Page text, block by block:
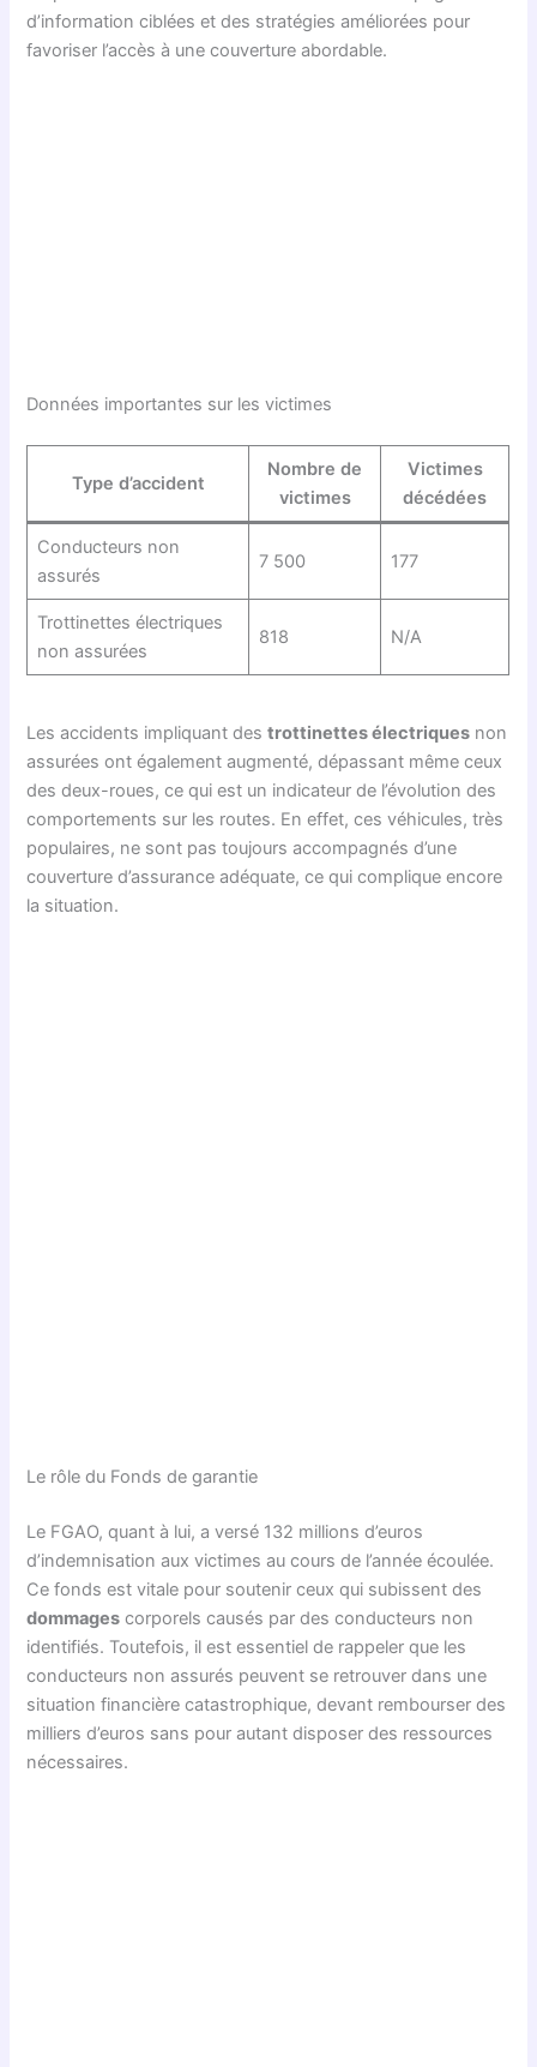
d’information ciblées et des stratégies améliorées pour
favoriser l’accès à une couverture abordable.
Données importantes sur les victimes
Type d’accident
Nombre de
victimes
Victimes
décédées
Conducteurs non
assurés
7 500 177
Trottinettes électriques
non assurées
818 N/A
Les accidents impliquant destrottinettes électriques non
assurées ont également augmenté, dépassant même ceux
des deux-roues, ce qui est un indicateur de l’évolution des
comportements sur les routes. En effet, ces véhicules, très
populaires, ne sont pas toujours accompagnés d’une
couverture d’assurance adéquate, ce qui complique encore
la situation.
Le rôle du Fonds de garantie
Le FGAO, quant à lui, a versé 132 millions d’euros
d’indemnisation aux victimes au cours de l’année écoulée.
Ce fonds est vitale pour soutenir ceux qui subissent des
dommages corporels causés par des conducteurs non
identifiés. Toutefois, il est essentiel de rappeler que les
conducteurs non assurés peuvent se retrouver dans une
situation financière catastrophique, devant rembourser des
milliers d’euros sans pour autant disposer des ressources
nécessaires.